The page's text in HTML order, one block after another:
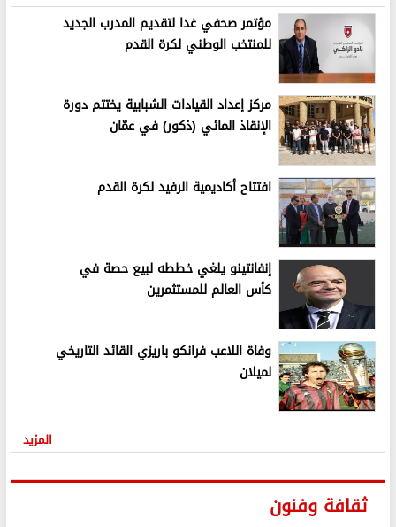
مؤتمر صحفي غدا لتقديم المدرب الجديد
للمنتخب الوطني لكرة القدم
مركز إعداد القيادات الشبابية يختتم دورة
الإنقاذ المائي (ذكور) في عمّان
افتتاح أكاديمية الرفيد لكرة القدم
إنفانتينو يلغي خططه لبيع حصة في
كأس العالم للمستثمرين
وفاة اللاعب فرانكو باريزي القائد التاريخي
لميلان
المزيد
ثقافة وفنون